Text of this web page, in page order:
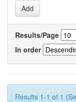
Results/Page
In order
Results 1-1 of 1